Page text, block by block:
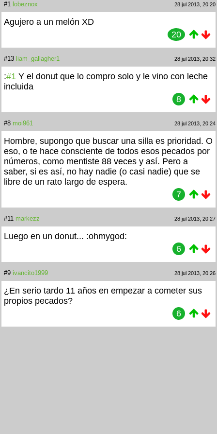
#1 lobeznox 28 jul 2013, 20:20
Agujero a un melón XD
20
#13 liam_gallagher1 28 jul 2013, 20:32
:#1 Y el donut que lo compro solo y le vino con leche
incluida
8
#8 moi961 28 jul 2013, 20:24
Hombre, supongo que buscar una silla es prioridad. O
eso, o te hace consciente de todos esos pecados por
números, como mentiste 88 veces y así. Pero a
saber, si es así, no hay nadie (o casi nadie) que se
libre de un rato largo de espera.
7
#11 markezz 28 jul 2013, 20:27
Luego en un donut... :ohmygod:
6
#9 ivancito1999 28 jul 2013, 20:26
¿En serio tardo 11 años en empezar a cometer sus
propios pecados?
6